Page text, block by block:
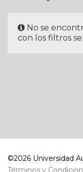
No se
con los filtros
©2026 Universidad
Términos y